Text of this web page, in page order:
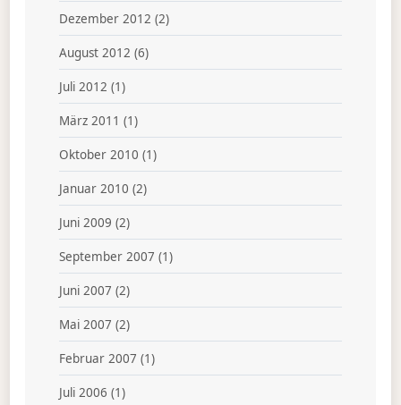
Dezember 2012 (2)
August 2012 (6)
Juli 2012 (1)
März 2011 (1)
Oktober 2010 (1)
Januar 2010 (2)
Juni 2009 (2)
September 2007 (1)
Juni 2007 (2)
Mai 2007 (2)
Februar 2007 (1)
Juli 2006 (1)